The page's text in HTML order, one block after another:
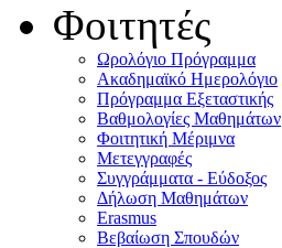
Φοιτητές
Ωρολόγιο Πρόγραμμα
Ακαδημαϊκό Ημερολόγιο
Πρόγραμμα Εξεταστικής
Βαθμολογίες Μαθημάτων
Φοιτητική Μέριμνα
Μετεγγραφές
Συγγράμματα - Εύδοξος
Δήλωση Μαθημάτων
Erasmus
Βεβαίωση Σπουδών